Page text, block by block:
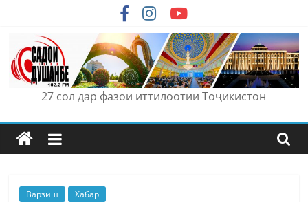
content
27 сол дар фазои иттилоотии Тоҷикистон
Варзиш Хабар